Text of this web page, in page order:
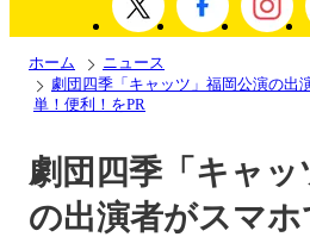
ホーム
ニュース
劇団四季「キャッツ」福岡公演の
単！便利！をPR
劇団四季「キャ
の出演者がスマ